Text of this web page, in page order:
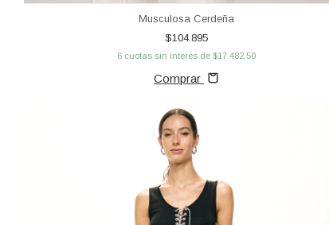
Musculosa Cerdeña
$104.895
6 cuotas sin interés de $17.482,50
Comprar